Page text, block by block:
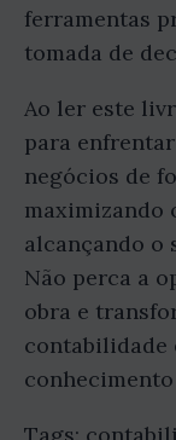
ferramentas
tomada de
Ao ler este
para
negócios de
maximizando
alcançando o
Não perca a
obra e
contabilidade